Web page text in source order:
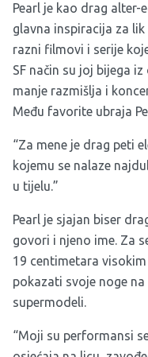
Pearl je kao drag
glavna inspiracija za
razni filmovi i serije
SF način su joj bijega
manje razmišlja i
Među favorite ubraja
“Za mene je drag peti
kojemu se nalaze
u tijelu.”
Pearl je sjajan biser
govori i njeno ime. Za
19 centimetara
pokazati svoje noge
supermodeli.
“Moji su performansi